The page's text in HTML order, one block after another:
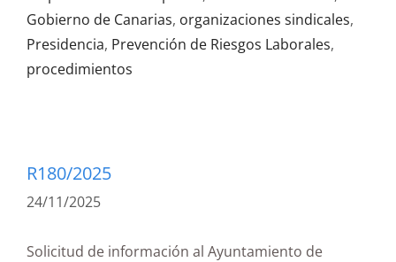
Gobierno de Canarias, organizaciones sindicales,
Presidencia, Prevención de Riesgos Laborales,
procedimientos
R180/2025
24/11/2025
Solicitud de información al Ayuntamiento de